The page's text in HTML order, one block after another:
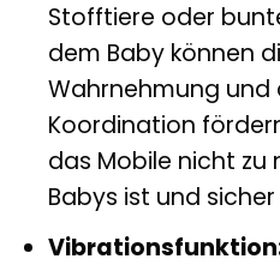
Stofftiere oder
dem Baby können
Wahrnehmung
Koordination
das Mobile nicht zu
Babys ist und